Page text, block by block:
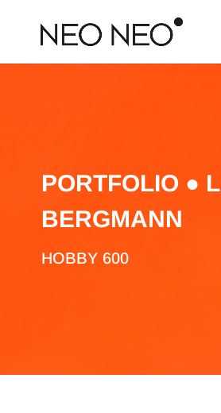
PORTFOLIO ●
BERGMANN
HOBBY 600